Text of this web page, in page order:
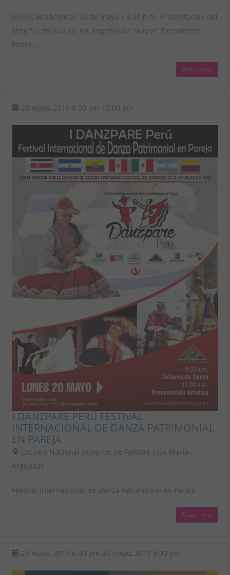
Event : I SEMINARIO DE
ESPECIALIZACIÓN EN
GESTIÓN CULTURAL,
PRODUCCIÓN ARTÍSTICA Y
AÑOS DE LABOR POR EL
ARTE, LA EDUCACIÓN Y LA
CULTURA
Venue :
Escuela Nacional
Superior de Folklore José
María Arguedas
Jueves Académicos 16 de mayo – 6:00 p.m. Presentación del
libro “La música de los negritos de Yauyos” Expositores:
Eimer…
Read more
20 mayo, 2019 9:30 am-12:00 pm
I DANZPARE PERÚ FESTIVAL
INTERNACIONAL DE DANZA PATRIMONIAL
EN PAREJA
Escuela Nacional Superior de Folklore José María
Arguedas
Festival Internacional de Danza Patrimonial en Pareja
Read more
23 mayo, 2019 6:00 pm-26 mayo, 2019 8:00 pm